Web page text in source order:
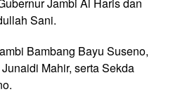
Sani.
Bambang Bayu Suseno,
Mahir, serta Sekda